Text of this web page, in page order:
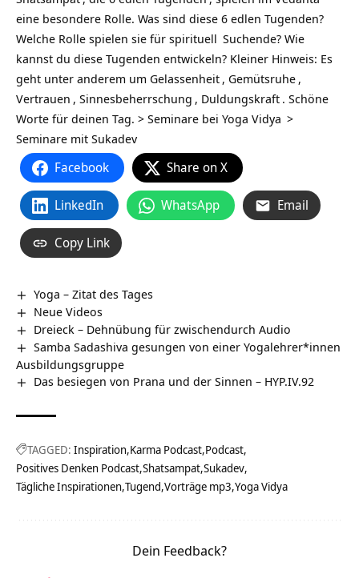
eine besondere Rolle. Was sind diese 6 edlen Tugenden?
Welche Rolle spielen sie für spirituell Suchende? Wie
kannst du diese Tugenden entwickeln? Kleiner Hinweis: Es
geht unter anderem um Gelassenheit , Gemütsruhe ,
Vertrauen , Sinnesbeherrschung , Duldungskraft . Schöne
Worte für deinen Tag. > Seminare bei Yoga Vidya >
Seminare mit Sukadev
Facebook Share on X
LinkedIn WhatsApp Email
Copy Link
Yoga – Zitat des Tages
Neue Videos
Dreieck – Dehnübung für zwischendurch Audio
Samba Sadashiva gesungen von einer Yogalehrer*innen
Ausbildungsgruppe
Das besiegen von Prana und der Sinnen – HYP.IV.92
TAGGED: Inspiration Karma Podcast Podcast
Positives Denken Podcast Shatsampat Sukadev
Tägliche Inspirationen Tugend Vorträge mp3 Yoga Vidya
Dein Feedback?